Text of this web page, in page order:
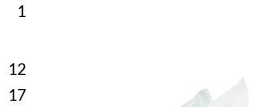
1
12
17